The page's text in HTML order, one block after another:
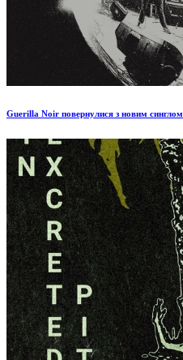
Guerilla Noir повернулися з новим синглом